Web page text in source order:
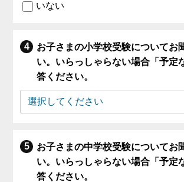
いない
お子さまの小学校受験についてお
い。いらっしゃらない場合「予定
答ください。
お子さまの中学校受験についてお
い。いらっしゃらない場合「予定
答ください。